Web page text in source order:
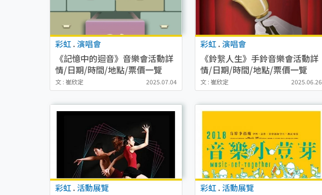
彩虹 . 演唱會
《記憶中的迴音》音樂會活動詳
情/日期/時間/地點/票價一覽
文 : 崔欣定 2025.07.04
彩虹 .演唱會
《鈴繋人生》手鈴音樂會活動詳
情/日期/時間/地點/票價一覽
文 : 崔欣定 2025.06.26
彩虹 . 活動展覽 彩虹 . 活動展覽